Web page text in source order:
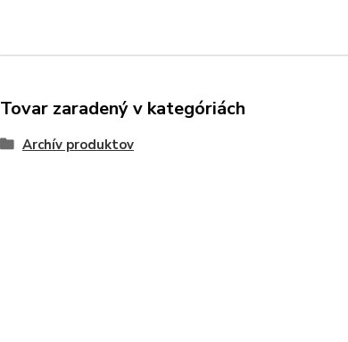
Tovar zaradený v kategóriách
Archív produktov